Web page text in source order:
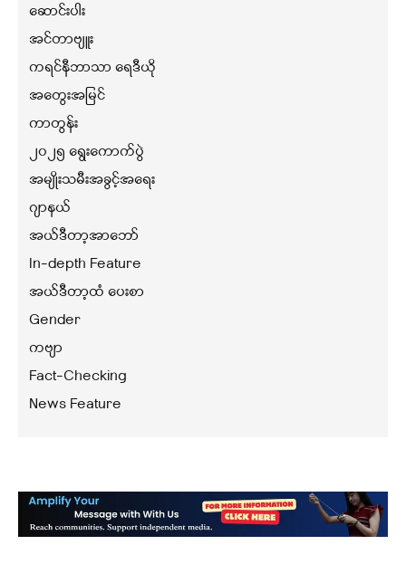
ဆောင်းပါး
အင်တာဗျူး
ကရင်နီဘာသာ ရေဒီယို
အတွေးအမြင်
ကာတွန်း
၂၀၂၅ ရွေးကောက်ပွဲ
အမျိုးသမီးအခွင့်အရေး
ဂျာနယ်
အယ်ဒီတာ့အာဘော်
In-depth Feature
အယ်ဒီတာ့ထံ ပေးစာ
Gender
ကဗျာ
Fact-Checking
News Feature